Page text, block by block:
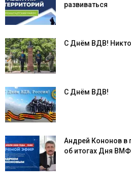
развиваться
С Днём ВДВ!
С Днём ВДВ!
Андрей Кононов в
об итогах Дня ВМФ